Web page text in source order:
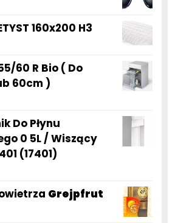
160x200 H3
60 R Bio ( Do
60cm )
Do Płynu
0 5L / Wiszący
(17401)
Grejpfrut